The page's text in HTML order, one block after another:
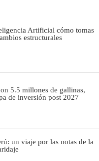
Artificial cómo tomas
estructurales
5.5 millones de gallinas,
de inversión post 2027
un viaje por las notas de la